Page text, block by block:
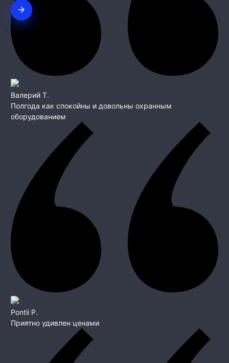
Валерий Т.
Полгода как спокойны и довольны охранным
оборудованием
Pontii P.
Приятно удивлен ценами